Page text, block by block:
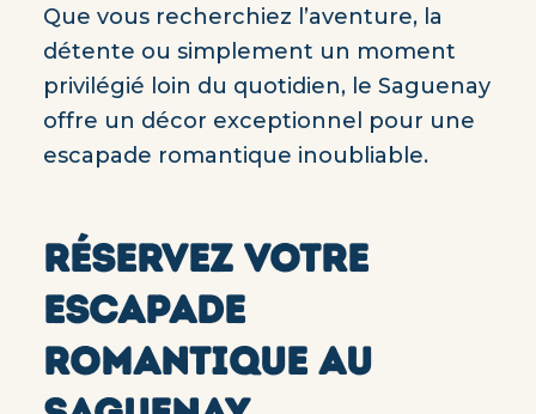
Que vous recherchiez l’aventure, la
détente ou simplement un moment
privilégié loin du quotidien, le Saguenay
offre un décor exceptionnel pour une
escapade romantique inoubliable.
RÉSERVEZ VOTRE
ESCAPADE
ROMANTIQUE AU